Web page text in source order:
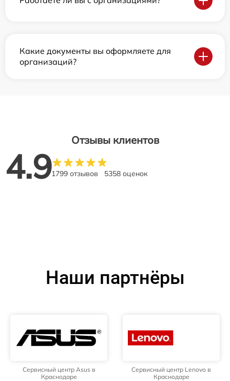
Какие документы вы оформляете для
организаций?
Отзывы клиентов
4.91799 отзывов 5358 оценок
Наши партнёры
Сервисный центр Asus в
Краснодаре
Сервисный центр Lenovo в
Краснодаре